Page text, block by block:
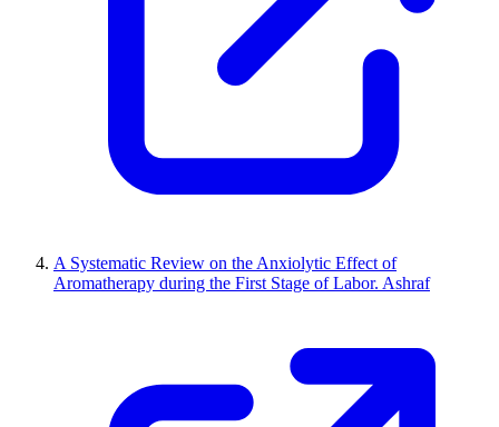
A Systematic Review on the Anxiolytic Effect of
Aromatherapy during the First Stage of Labor. Ashraf